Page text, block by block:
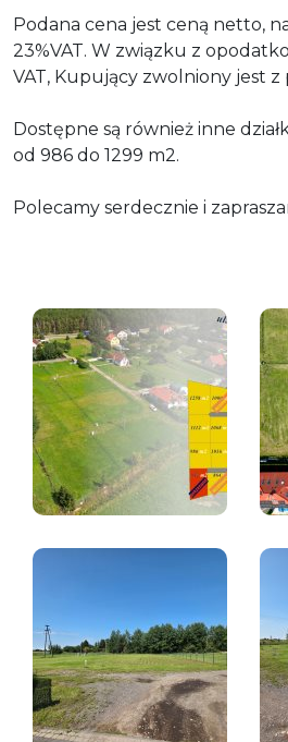
Podana cena jest ceną netto,
23%VAT. W związku z
VAT, Kupujący zwolniony jest z
Dostępne są również inne
od 986 do 1299 m2.
Polecamy serdecznie i